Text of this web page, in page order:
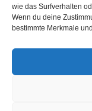
wie das Surfverhalten
Wenn du deine
bestimmte Merkmale
Aktuelles
Featured Article
Karriere